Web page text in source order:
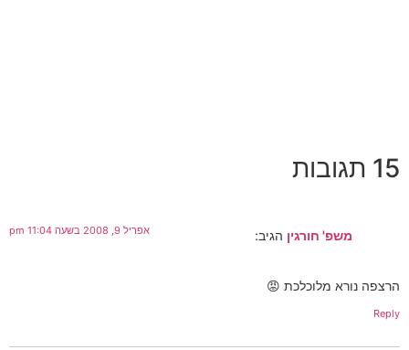
15 תגובות
משפ' חורגין הגיב: אפריל 9, 2008 בשעה 11:04 pm
הרצפה נורא מלוכלכת 😡
Reply